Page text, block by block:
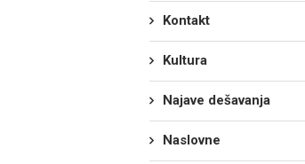
Kontakt
Kultura
Najave dešavanja
Naslovne